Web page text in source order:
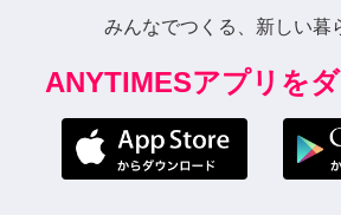
みんなでつくる、新しい暮
ANYTIMESアプリを